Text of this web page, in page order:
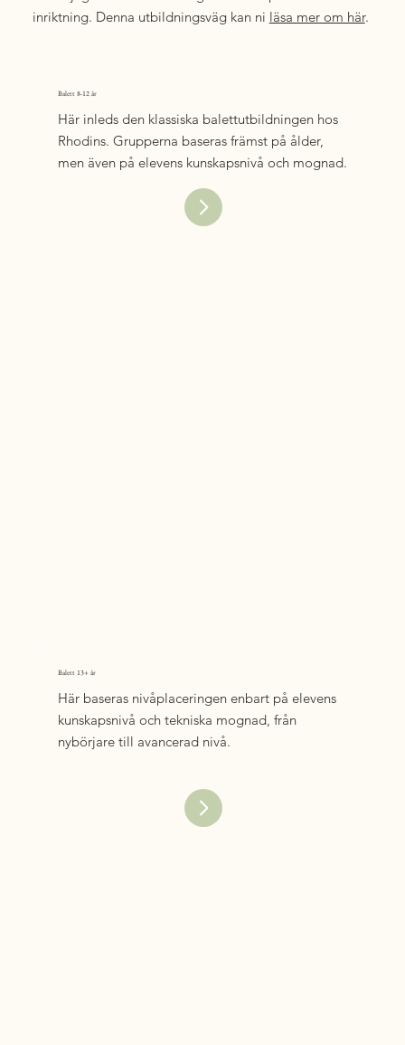
inriktning. Denna utbildningsväg kan ni läsa mer om här.
Balett 8-12 år
Här inleds den klassiska balettutbildningen hos
Rhodins. Grupperna baseras främst på ålder,
men även på elevens kunskapsnivå och mognad.
Balett 13+ år
Här baseras nivåplaceringen enbart på elevens
kunskapsnivå och tekniska mognad, från
nybörjare till avancerad nivå.